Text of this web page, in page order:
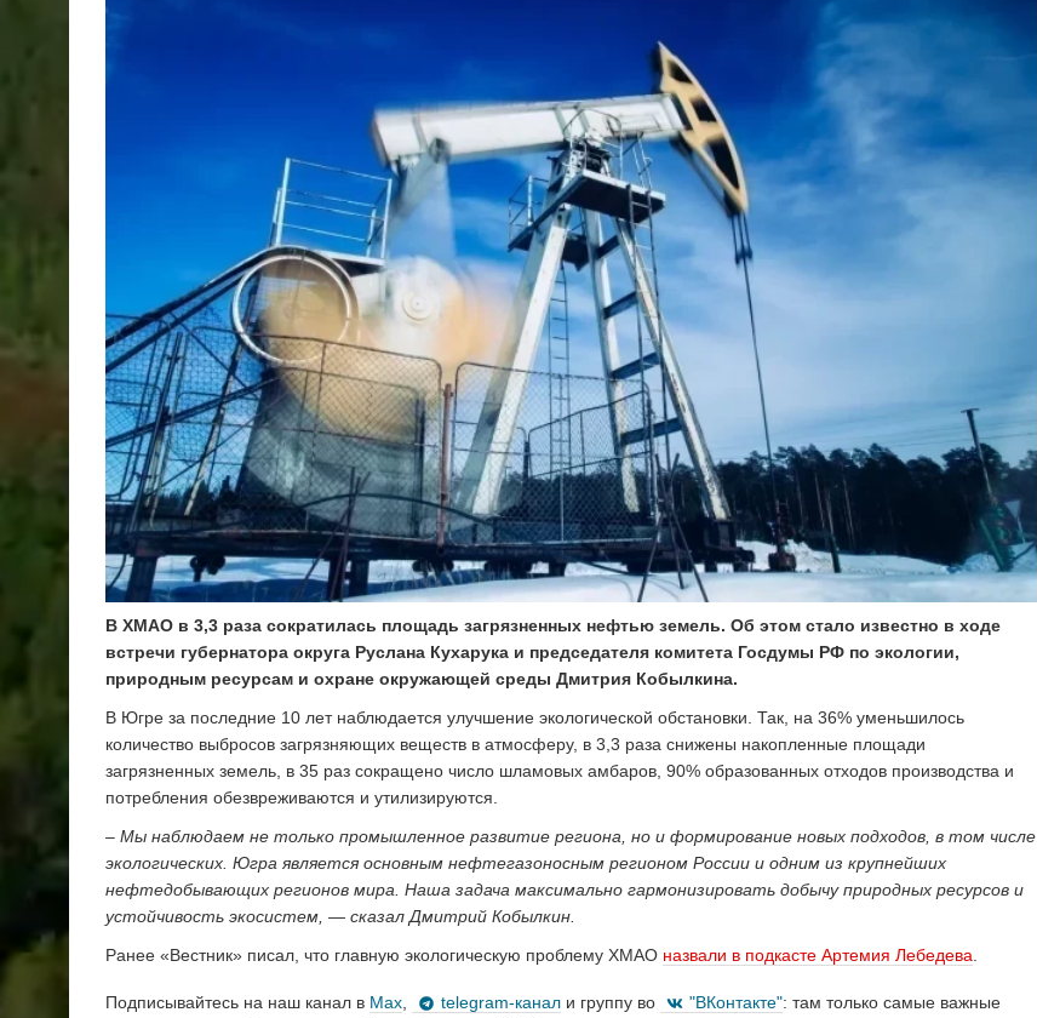
В ХМАО в 3,3 раза сократилась площадь загрязненных нефтью земель. Об этом стало известно в ходе
встречи губернатора округа Руслана Кухарука и председателя комитета Госдумы РФ по экологии,
природным ресурсам и охране окружающей среды Дмитрия Кобылкина.
В Югре за последние 10 лет наблюдается улучшение экологической обстановки. Так, на 36% уменьшилось
количество выбросов загрязняющих веществ в атмосферу, в 3,3 раза снижены накопленные площади
загрязненных земель, в 35 раз сокращено число шламовых амбаров, 90% образованных отходов производства и
потребления обезвреживаются и утилизируются.
– Мы наблюдаем не только промышленное развитие региона, но и формирование новых подходов, в том числе
экологических. Югра является основным нефтегазоносным регионом России и одним из крупнейших
нефтедобывающих регионов мира. Наша задача максимально гармонизировать добычу природных ресурсов и
устойчивость экосистем, — сказал Дмитрий Кобылкин.
Ранее «Вестник» писал, что главную экологическую проблему ХМАО назвали в подкасте Артемия Лебедева
Подписывайтесь на наш канал в Max, telegram-канал и группу во "ВКонтакте": там только самые важные